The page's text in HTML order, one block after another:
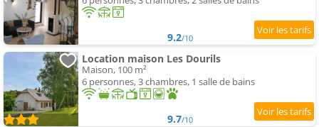
9.2/10
Location maison Les Dourils
Maison, 100 m²
6 personnes, 3 chambres, 1 salle de bains
9.7/10